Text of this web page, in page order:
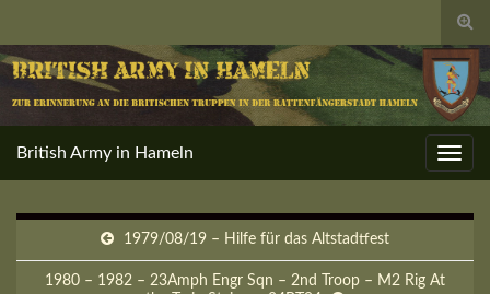
British Army in Hameln
1979/08/19 – Hilfe für das Altstadtfest
1980 – 1982 – 23Amph Engr Sqn – 2nd Troop – M2 Rig At